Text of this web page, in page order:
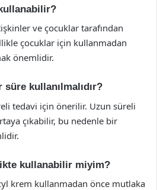
ve çocuklar tarafından
çocuklar için kullanmadan
önemlidir.
kullanılmalıdır?
tedavi için önerilir. Uzun süreli
çıkabilir, bu nedenle bir
kullanabilir miyim?
krem kullanmadan önce mutlaka